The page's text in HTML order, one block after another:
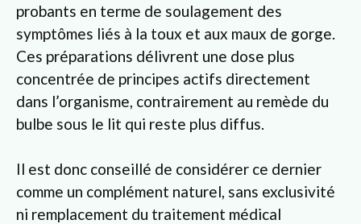
probants en terme de soulagement des
symptômes liés à la toux et aux maux de gorge.
Ces préparations délivrent une dose plus
concentrée de principes actifs directement
dans l’organisme, contrairement au remède du
bulbe sous le lit qui reste plus diffus.
Il est donc conseillé de considérer ce dernier
comme un complément naturel, sans exclusivité
ni remplacement du traitement médical